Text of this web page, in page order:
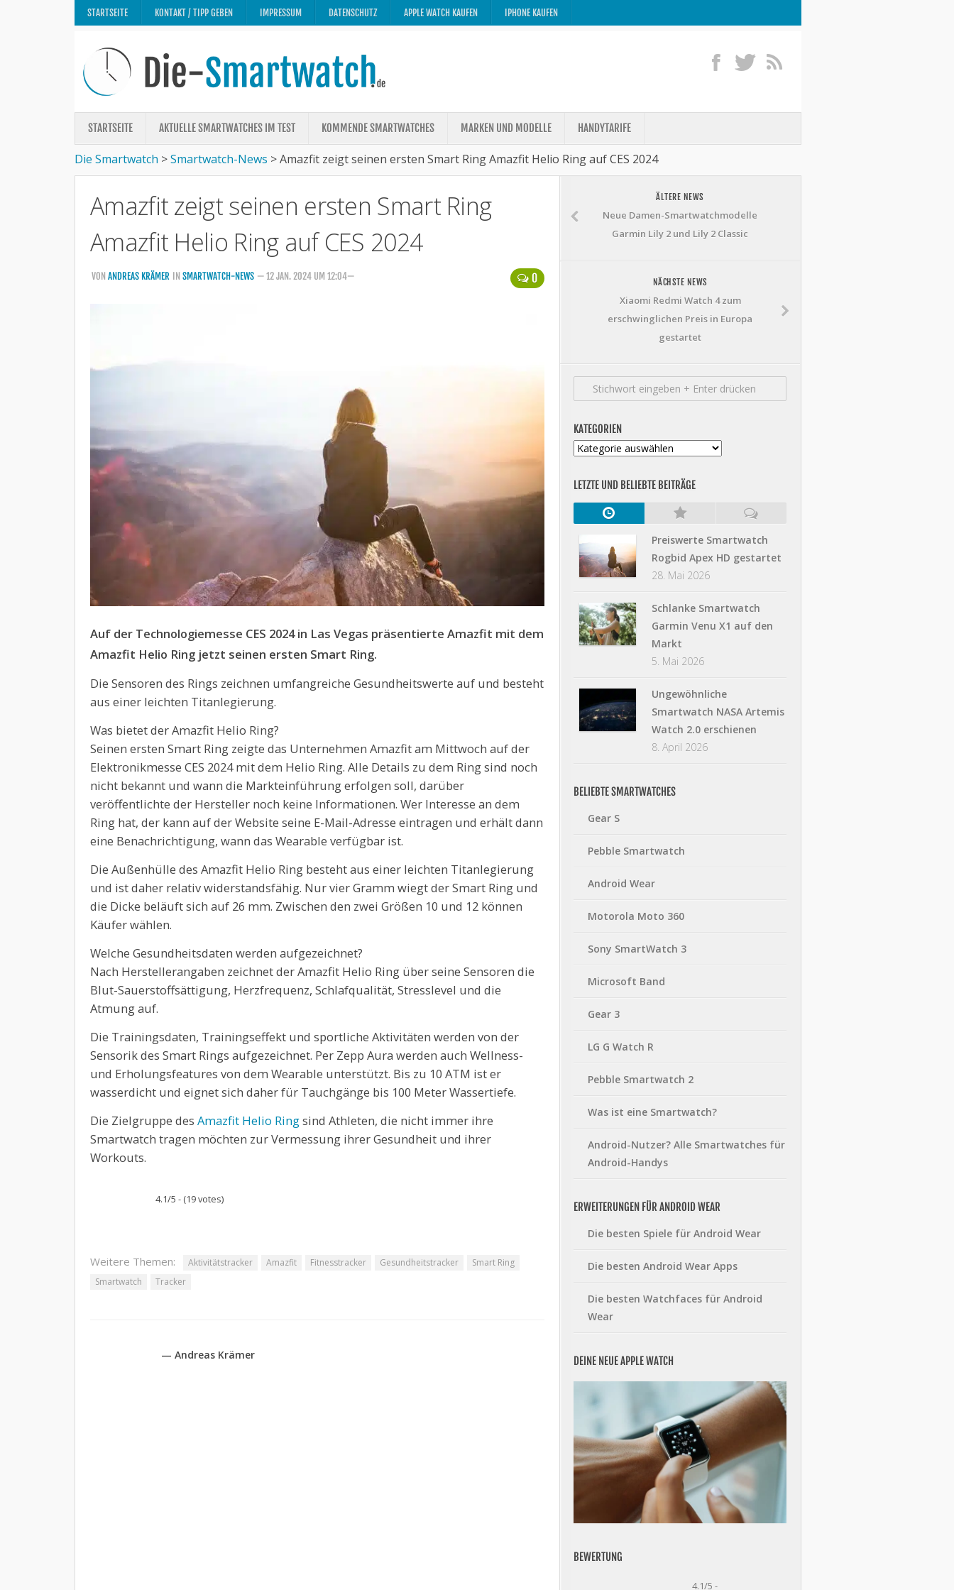
STARTSEITE KONTAKT / TIPP GEBEN IMPRESSUM DATENSCHUTZ APPLE WATCH KAUFEN IPHONE KAUFEN
STARTSEITE AKTUELLE SMARTWATCHES IM TEST KOMMENDE SMARTWATCHES MARKEN UND MODELLE HANDYTARIFE
Die Smartwatch >Smartwatch-News >Amazfit zeigt seinen ersten Smart Ring Amazfit Helio Ring auf CES 2024
Amazfit zeigt seinen ersten Smart Ring
Amazfit Helio Ring auf CES 2024
0
VON ANDREAS KRÄMER IN SMARTWATCH-NEWS — 12 JAN. 2024 UM 12:04—
Auf der Technologiemesse CES 2024 in Las Vegas präsentierte Amazfit mit dem
Amazfit Helio Ring jetzt seinen ersten Smart Ring.
Die Sensoren des Rings zeichnen umfangreiche Gesundheitswerte auf und besteht
aus einer leichten Titanlegierung.
Was bietet der Amazfit Helio Ring?
Seinen ersten Smart Ring zeigte das Unternehmen Amazfit am Mittwoch auf der
Elektronikmesse CES 2024 mit dem Helio Ring. Alle Details zu dem Ring sind noch
nicht bekannt und wann die Markteinführung erfolgen soll, darüber
veröffentlichte der Hersteller noch keine Informationen. Wer Interesse an dem
Ring hat, der kann auf der Website seine E-Mail-Adresse eintragen und erhält dann
eine Benachrichtigung, wann das Wearable verfügbar ist.
Die Außenhülle des Amazfit Helio Ring besteht aus einer leichten Titanlegierung
und ist daher relativ widerstandsfähig. Nur vier Gramm wiegt der Smart Ring und
die Dicke beläuft sich auf 26 mm. Zwischen den zwei Größen 10 und 12 können
Käufer wählen.
Welche Gesundheitsdaten werden aufgezeichnet?
Nach Herstellerangaben zeichnet der Amazfit Helio Ring über seine Sensoren die
Blut-Sauerstoffsättigung, Herzfrequenz, Schlafqualität, Stresslevel und die
Atmung auf.
Die Trainingsdaten, Trainingseffekt und sportliche Aktivitäten werden von der
Sensorik des Smart Rings aufgezeichnet. Per Zepp Aura werden auch Wellness-
und Erholungsfeatures von dem Wearable unterstützt. Bis zu 10 ATM ist er
wasserdicht und eignet sich daher für Tauchgänge bis 100 Meter Wassertiefe.
Die Zielgruppe des Amazfit Helio Ringsind Athleten, die nicht immer ihre
Smartwatch tragen möchten zur Vermessung ihrer Gesundheit und ihrer
Workouts.
4.1/5 - (19 votes)
Weitere Themen: Aktivitätstracker Amazfit Fitnesstracker Gesundheitstracker
Smart Ring
Smartwatch
Tracker
— Andreas Krämer
ÄLTERE NEWS
Neue Damen-Smartwatchmodelle
Garmin Lily 2 und Lily 2 Classic
NÄCHSTE NEWS
Xiaomi Redmi Watch 4 zum
erschwinglichen Preis in Europa
gestartet
KATEGORIEN
Kategorien
LETZTE UND BELIEBTE BEITRÄGE
Preiswerte Smartwatch
Rogbid Apex HD gestartet
28. Mai 2026
Schlanke Smartwatch
Garmin Venu X1 auf den
Markt
5. Mai 2026
Ungewöhnliche
Smartwatch NASA Artemis
Watch 2.0 erschienen
8. April 2026
BELIEBTE SMARTWATCHES
Gear S
Pebble Smartwatch
Android Wear
Motorola Moto 360
Sony SmartWatch 3
Microsoft Band
Gear 3
LG G Watch R
Pebble Smartwatch 2
Was ist eine Smartwatch?
Android-Nutzer? Alle Smartwatches für
Android-Handys
ERWEITERUNGEN FÜR ANDROID WEAR
Die besten Spiele für Android Wear
Die besten Android Wear Apps
Die besten Watchfaces für Android
Wear
DEINE NEUE APPLE WATCH
BEWERTUNG
4.1/5 -